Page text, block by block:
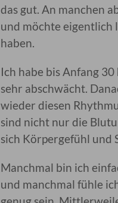
das gut. An manchen
und möchte eigentlich
haben.
Ich habe bis Anfang
sehr abschwächt.
wieder diesen
sind nicht nur die
sich Körpergefühl und
Manchmal bin ich
und manchmal fühle